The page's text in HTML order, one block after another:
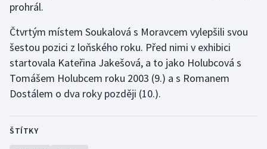
Lezení
Lyže a snowboard
Moderní pětiboj
Motorsport
prohrál.
Čtvrtým místem Soukalová s Moravcem vylepšili svou
šestou pozici z loňského roku. Před nimi v exhibici
startovala Kateřina Jakešová, a to jako Holubcová s
Tomášem Holubcem roku 2003 (9.) a s Romanem
Dostálem o dva roky později (10.).
ŠTÍTKY